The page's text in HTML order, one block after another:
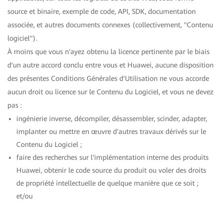
source et binaire, exemple de code, API, SDK, documentation
associée, et autres documents connexes (collectivement, "Contenu
logiciel").
À moins que vous n'ayez obtenu la licence pertinente par le biais
d'un autre accord conclu entre vous et Huawei, aucune disposition
des présentes Conditions Générales d'Utilisation ne vous accorde
aucun droit ou licence sur le Contenu du Logiciel, et vous ne devez
pas :
ingénierie inverse, décompiler, désassembler, scinder, adapter,
implanter ou mettre en œuvre d'autres travaux dérivés sur le
Contenu du Logiciel ;
faire des recherches sur l'implémentation interne des produits
Huawei, obtenir le code source du produit ou voler des droits
de propriété intellectuelle de quelque manière que ce soit ;
et/ou